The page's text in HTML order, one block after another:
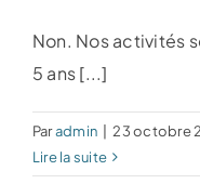
Non. Nos activités
5 ans [...]
Paradmin 23 octobre
Lire la suite